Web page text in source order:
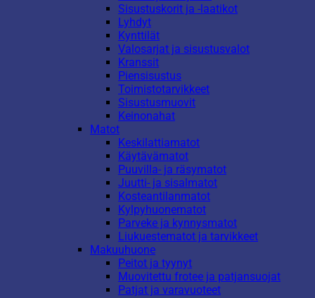
Sisustuskorit ja -laatikot
Lyhdyt
Kynttilät
Valosarjat ja sisustusvalot
Kranssit
Piensisustus
Toimistotarvikkeet
Sisustusmuovit
Keinonahat
Matot
Keskilattiamatot
Käytävämatot
Puuvilla- ja räsymatot
Juutti- ja sisalmatot
Kosteantilanmatot
Kylpyhuonematot
Parveke ja kynnysmatot
Liukuestematot ja tarvikkeet
Makuuhuone
Peitot ja tyynyt
Muovitettu frotee ja patjansuojat
Patjat ja varavuoteet